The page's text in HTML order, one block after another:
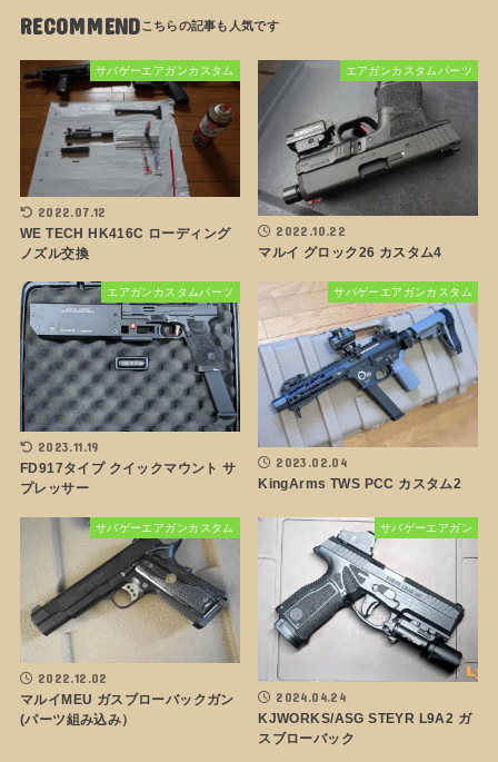
RECOMMEND
サバゲーエアガンカスタム
2022.07.12
WE TECH HK416C ローディング
ノズル交換
エアガンカスタムパーツ
2022.10.22
マルイ グロック26 カスタム4
エアガンカスタムパーツ
2023.11.19
FD917タイプ クイックマウント サ
プレッサー
サバゲーエアガンカスタム
2023.02.04
KingArms TWS PCC カスタム2
サバゲーエアガンカスタム
2022.12.02
マルイMEU ガスブローバックガン
(パーツ組み込み）
サバゲーエアガン
2024.04.24
KJWORKS/ASG STEYR L9A2 ガ
スブローバック